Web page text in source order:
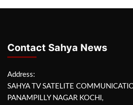
Contact Sahya News
Address:
SAHYA TV SATELITE
PANAMPILLY NAGAR KOCHI,